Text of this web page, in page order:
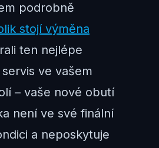
podrobně
stojí výměna
ten nejlépe
ve vašem
– vaše nové obutí
není ve své finální
a neposkytuje